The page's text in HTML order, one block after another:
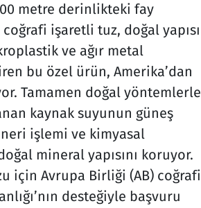
metre derinlikteki fay
işaretli tuz, doğal yapısı
ve ağır metal
bu özel ürün, Amerika’dan
Tamamen doğal yöntemlerle
kaynak suyunun güneş
işlemi ve kimyasal
mineral yapısını koruyor.
için Avrupa Birliği (AB) coğrafi
desteğiyle başvuru